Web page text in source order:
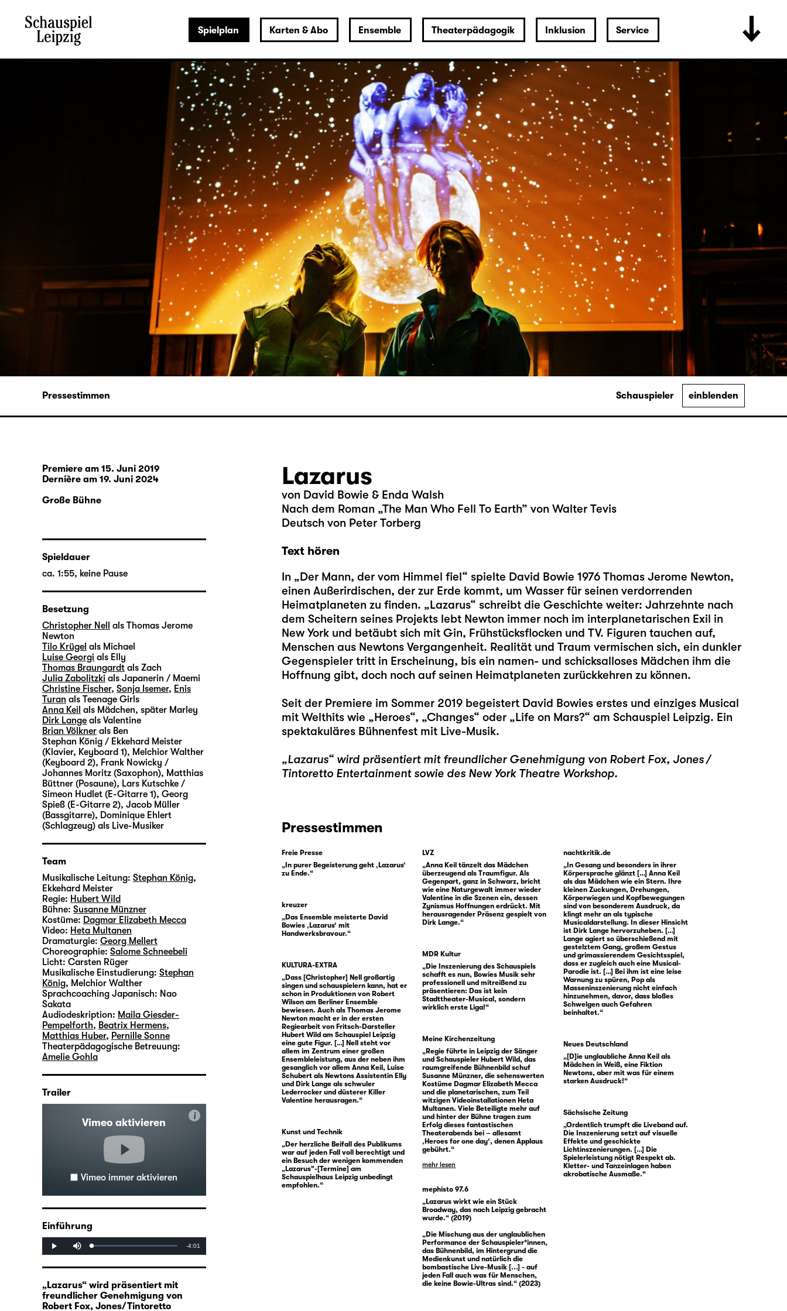
Spielplan Karten & Abo Ensemble Theaterpädagogik Inklusion Service
Pressestimmen Schauspieler einblenden
Lazarus
von David Bowie & Enda Walsh
Nach dem Roman „The Man Who Fell To Earth” von Walter Tevis
Deutsch von Peter Torberg
Text hören
In „Der Mann, der vom Himmel fiel“ spielte David Bowie 1976 Thomas Jerome Newton,
einen Außerirdischen, der zur Erde kommt, um Wasser für seinen verdorrenden
Heimatplaneten zu finden. „Lazarus“ schreibt die Geschichte weiter: Jahrzehnte nach
dem Scheitern seines Projekts lebt Newton immer noch im interplanetarischen Exil in
New York und betäubt sich mit Gin, Frühstücksflocken und TV. Figuren tauchen auf,
Menschen aus Newtons Vergangenheit. Realität und Traum vermischen sich, ein dunkler
Gegenspieler tritt in Erscheinung, bis ein namen- und schicksalloses Mädchen ihm die
Hoffnung gibt, doch noch auf seinen Heimatplaneten zurückkehren zu können.
Seit der Premiere im Sommer 2019 begeistert David Bowies erstes und einziges Musical
mit Welthits wie „Heroes“, „Changes“ oder „Life on Mars?“ am Schauspiel Leipzig. Ein
spektakuläres Bühnenfest mit Live-Musik.
„Lazarus“ wird präsentiert mit freundlicher Genehmigung von Robert Fox, Jones /
Tintoretto Entertainment sowie des New York Theatre Workshop.
Pressestimmen
Freie Presse
„In purer Begeisterung geht ‚Lazarus‘
zu Ende.“
kreuzer
„Das Ensemble meisterte David
Bowies ‚Lazarus‘ mit
Handwerksbravour.“
KULTURA-EXTRA
„Dass [Christopher] Nell großartig
singen und schauspielern kann, hat er
schon in Produktionen von Robert
Wilson am Berliner Ensemble
bewiesen. Auch als Thomas Jerome
Newton macht er in der ersten
Regiearbeit von Fritsch-Darsteller
Hubert Wild am Schauspiel Leipzig
eine gute Figur. […] Nell steht vor
allem im Zentrum einer großen
Ensembleleistung, aus der neben ihm
gesanglich vor allem Anna Keil, Luise
Schubert als Newtons Assistentin Elly
und Dirk Lange als schwuler
Lederrocker und düsterer Killer
Valentine herausragen.“
Kunst und Technik
„Der herzliche Beifall des Publikums
war auf jeden Fall voll berechtigt und
ein Besuch der wenigen kommenden
„Lazarus"-[Termine] am
Schauspielhaus Leipzig unbedingt
empfohlen.“
LVZ
„Anna Keil tänzelt das Mädchen
überzeugend als Traumfigur. Als
Gegenpart, ganz in Schwarz, bricht
wie eine Naturgewalt immer wieder
Valentine in die Szenen ein, dessen
Zynismus Hoffnungen erdrückt. Mit
herausragender Präsenz gespielt von
Dirk Lange.“
MDR Kultur
„Die Inszenierung des Schauspiels
schafft es nun, Bowies Musik sehr
professionell und mitreißend zu
präsentieren: Das ist kein
Stadttheater-Musical, sondern
wirklich erste Liga!“
Meine Kirchenzeitung
„Regie führte in Leipzig der Sänger
und Schauspieler Hubert Wild, das
raumgreifende Bühnenbild schuf
Susanne Münzner, die sehenswerten
Kostüme Dagmar Elizabeth Mecca
und die planetarischen, zum Teil
witzigen Videoinstallationen Heta
Multanen. Viele Beteiligte mehr auf
und hinter der Bühne tragen zum
Erfolg dieses fantastischen
Theaterabends bei – allesamt
‚Heroes for one day‘, denen Applaus
gebührt.“
mehr lesen
mephisto 97.6
„Lazarus wirkt wie ein Stück
Broadway, das nach Leipzig gebracht
wurde.“ (2019)
„Die Mischung aus der unglaublichen
Performance der Schauspieler*innen,
das Bühnenbild, im Hintergrund die
Medienkunst und natürlich die
bombastische Live-Musik [...] - auf
jeden Fall auch was für Menschen,
die keine Bowie-Ultras sind.“ (2023)
nachtkritik.de
„In Gesang und besonders in ihrer
Körpersprache glänzt […] Anna Keil
als das Mädchen wie ein Stern. Ihre
kleinen Zuckungen, Drehungen,
Körperwiegen und Kopfbewegungen
sind von besonderem Ausdruck, da
klingt mehr an als typische
Musicaldarstellung. In dieser Hinsicht
ist Dirk Lange hervorzuheben. […]
Lange agiert so überschießend mit
gestelztem Gang, großem Gestus
und grimassierendem Gesichtsspiel,
dass er zugleich auch eine Musical-
Parodie ist. […] Bei ihm ist eine leise
Warnung zu spüren, Pop als
Masseninszenierung nicht einfach
hinzunehmen, davor, dass bloßes
Schwelgen auch Gefahren
beinhaltet.“
Neues Deutschland
„[D]ie unglaubliche Anna Keil als
Mädchen in Weiß, eine Fiktion
Newtons, aber mit was für einem
starken Ausdruck!“
Sächsische Zeitung
„Ordentlich trumpft die Liveband auf.
Die Inszenierung setzt auf visuelle
Effekte und geschickte
Lichtinszenierungen. […] Die
Spielerleistung nötigt Respekt ab.
Kletter- und Tanzeinlagen haben
akrobatische Ausmaße.“
Premiere am 15. Juni 2019
Dernière am 19. Juni 2024
Große Bühne
Spieldauer
ca. 1:55, keine Pause
Besetzung
Christopher Nell
als Thomas Jerome
Newton
Tilo Krügel als Michael
Luise Georgi als Elly
Thomas Braungardt als Zach
Julia Zabolitzki als Japanerin / Maemi
Christine Fischer, Sonja Isemer, Enis
Turan als Teenage Girls
Anna Keil als Mädchen, später Marley
Dirk Lange als Valentine
Brian Völkner als Ben
Stephan König / Ekkehard Meister
(Klavier, Keyboard 1), Melchior Walther
(Keyboard 2), Frank Nowicky /
Johannes Moritz (Saxophon), Matthias
Büttner (Posaune), Lars Kutschke /
Simeon Hudlet (E-Gitarre 1), Georg
Spieß (E-Gitarre 2), Jacob Müller
(Bassgitarre), Dominique Ehlert
(Schlagzeug) als Live-Musiker
Team
Musikalische Leitung: Stephan König,
Ekkehard Meister
Regie: Hubert Wild
Bühne: Susanne Münzner
Kostüme: Dagmar Elizabeth Mecca
Video: Heta Multanen
Dramaturgie: Georg Mellert
Choreographie: Salome Schneebeli
Licht: Carsten Rüger
Musikalische Einstudierung: Stephan
König, Melchior Walther
Sprachcoaching Japanisch: Nao
Sakata
Audiodeskription: Maila Giesder-
Pempelforth, Beatrix Hermens,
Matthias Huber, Pernille Sonne
Theaterpädagogische Betreuung:
Amelie Gohla
Trailer
Vimeo aktivieren
i
Vimeo immer aktivieren
Einführung
Play Loaded:
Progress:
Remaining
-4:01
„Lazarus“ wird präsentiert mit
freundlicher Genehmigung von
Robert Fox, Jones/Tintoretto